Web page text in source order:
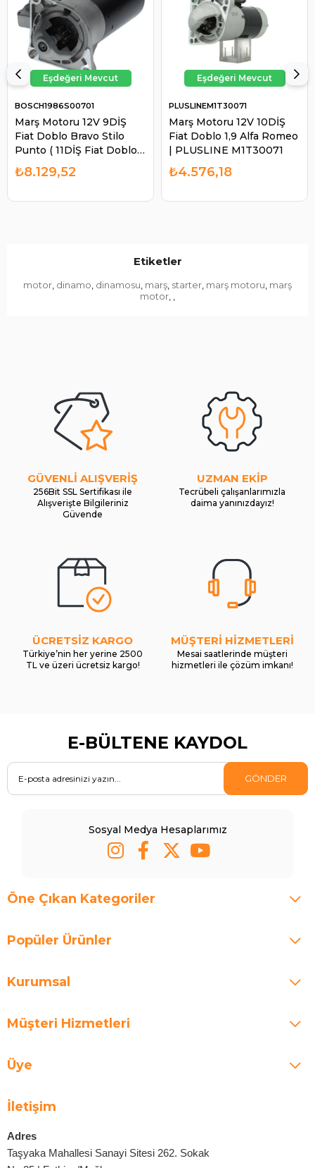
Marş Motoru 12V 9DİŞ
Fiat Doblo Bravo Stilo
Punto ( 11DİŞ Fiat Doblo
1.9 Ya Uyuyor ) | BOSCH
1986S00701
BOSCH1986S00701
₺8.129,52
Marş Motoru 12V 10DİŞ
Fiat Doblo 1,9 Alfa Romeo
| PLUSLINE M1T30071
PLUSLINEM1T30071
₺4.576,18
Etiketler
motor dinamo dinamosu marş starter marş motoru marş
motor
GÜVENLİ ALIŞVERİŞ
256Bit SSL Sertifikası ile
Alışverişte Bilgileriniz
Güvende
UZMAN EKİP
Tecrübeli çalışanlarımızla
daima yanınızdayız!
ÜCRETSİZ KARGO
Türkiye’nin her yerine 2500
TL ve üzeri ücretsiz kargo!
MÜŞTERİ HİZMETLERİ
Mesai saatlerinde müşteri
hizmetleri ile çözüm imkanı!
E-BÜLTENE KAYDOL
GÖNDER
Sosyal Medya Hesaplarımız
Öne Çıkan Kategoriler
Popüler Ürünler
Kurumsal
Müşteri Hizmetleri
Üye
İletişim
Adres
Taşyaka Mahallesi Sanayi Sitesi 262. Sokak